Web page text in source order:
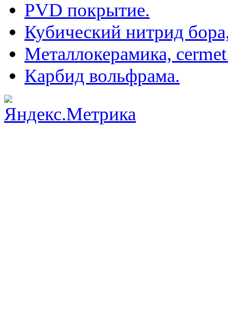
PVD покрытие.
Кубический нитрид
Металлокерамика,
Карбид вольфрама.